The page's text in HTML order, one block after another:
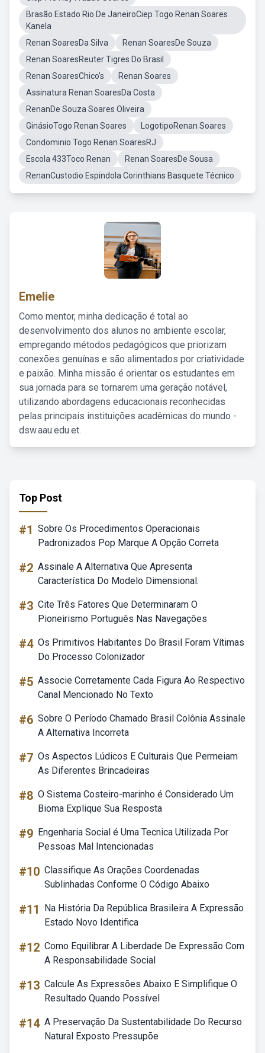
Brasão Estado Rio De JaneiroCiep Togo Renan Soares
Kanela
Renan SoaresDa Silva
Renan SoaresDe Souza
Renan SoaresReuter Tigres Do Brasil
Renan SoaresChico's
Renan Soares
Assinatura Renan SoaresDa Costa
RenanDe Souza Soares Oliveira
GinásioTogo Renan Soares
LogotipoRenan Soares
Condominio Togo Renan SoaresRJ
Escola 433Toco Renan
Renan SoaresDe Sousa
RenanCustodio Espindola Corinthians Basquete Técnico
Emelie
Como mentor, minha dedicação é total ao
desenvolvimento dos alunos no ambiente escolar,
empregando métodos pedagógicos que priorizam
conexões genuínas e são alimentados por criatividade
e paixão. Minha missão é orientar os estudantes em
sua jornada para se tornarem uma geração notável,
utilizando abordagens educacionais reconhecidas
pelas principais instituições acadêmicas do mundo -
dsw.aau.edu.et.
Top Post
#1 Sobre Os Procedimentos Operacionais
Padronizados Pop Marque A Opção Correta
#2 Assinale A Alternativa Que Apresenta
Característica Do Modelo Dimensional.
#3 Cite Três Fatores Que Determinaram O
Pioneirismo Português Nas Navegações
#4 Os Primitivos Habitantes Do Brasil Foram Vítimas
Do Processo Colonizador
#5 Associe Corretamente Cada Figura Ao Respectivo
Canal Mencionado No Texto
#6 Sobre O Período Chamado Brasil Colônia Assinale
A Alternativa Incorreta
#7 Os Aspectos Lúdicos E Culturais Que Permeiam
As Diferentes Brincadeiras
#8 O Sistema Costeiro-marinho é Considerado Um
Bioma Explique Sua Resposta
#9 Engenharia Social é Uma Tecnica Utilizada Por
Pessoas Mal Intencionadas
#10 Classifique As Orações Coordenadas
Sublinhadas Conforme O Código Abaixo
#11
Na História Da República Brasileira A Expressão
Estado Novo Identifica
#12 Como Equilibrar A Liberdade De Expressão Com
A Responsabilidade Social
#13 Calcule As Expressões Abaixo E Simplifique O
Resultado Quando Possível
#14 A Preservação Da Sustentabilidade Do Recurso
Natural Exposto Pressupõe